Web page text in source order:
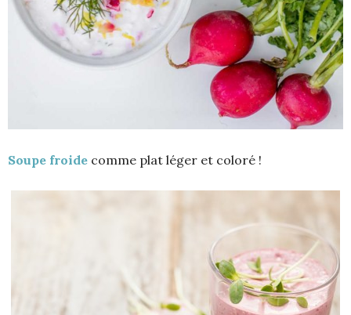
Soupe froide comme plat léger et coloré !